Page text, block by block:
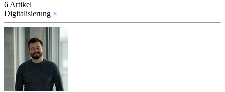
6 Artikel
Digitalisierung ×